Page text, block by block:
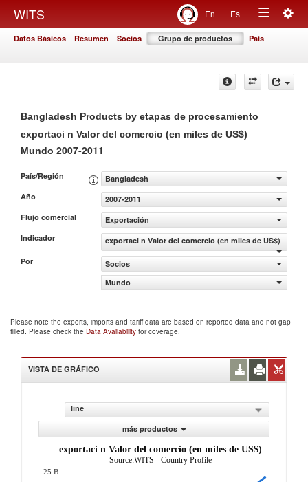
WITS En Es
Toggle
Datos Básicos Resumen Socios Grupo de productos País
Bangladesh Products by etapas de procesamiento
exportaci n Valor del comercio (en miles de US$)
Mundo 2007-2011
País/Región
Bangladesh
Año
2007-2011
Flujo comercial
Exportación
Indicador
exportaci n Valor del comercio (en miles de US$)
Por
Socios
Mundo
Please note the exports, imports and tariff data are based on reported data and not gap
filled. Please check the Data Availability for coverage.
VISTA DE GRÁFICO
line
más productos
exportaci n Valor del comercio (en miles de US$)
Source:WITS - Country Profile
25 B